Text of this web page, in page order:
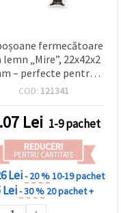
fermecătoare
lemn „Mire”, 22x42x2
– perfecte pentru
proiecte de nuntă,
set 10 buc.
COD: 121341
Lei 1-9 pachet
REDUCERI
PENTRU CANTITATE
Lei- 20 %10-19 pachet
Lei- 30 % 20 pachet +